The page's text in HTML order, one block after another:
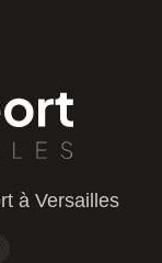
à Versailles